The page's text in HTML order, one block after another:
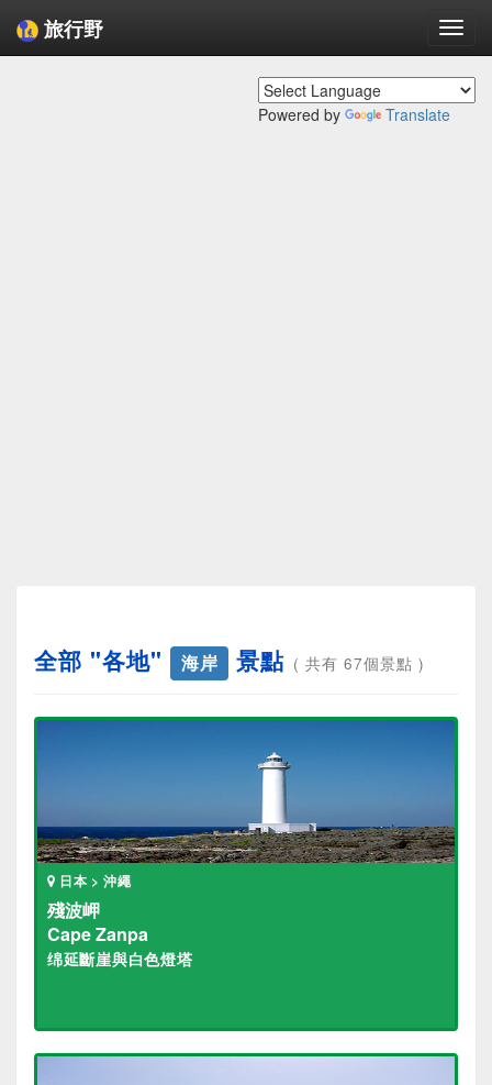
旅行野
Powered by Translate
全部 "各地" 海岸 景點 ( 共有 67個景點 )
日本 > 沖繩
殘波岬
Cape Zanpa
绵延斷崖與白色燈塔